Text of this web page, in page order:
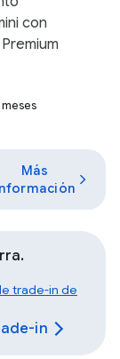
Más
con
trade-in de
in